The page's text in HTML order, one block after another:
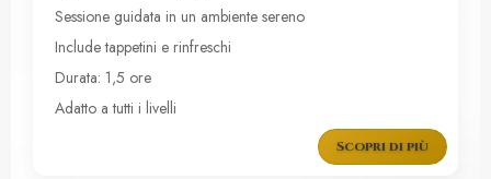
Sessione guidata in un ambiente sereno
Include tappetini e rinfreschi
Durata: 1,5 ore
Adatto a tutti i livelli
Scopri di più